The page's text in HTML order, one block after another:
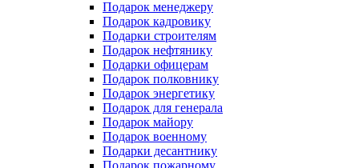
Подарок менеджеру
Подарок кадровику
Подарки строителям
Подарок нефтянику
Подарки офицерам
Подарок полковнику
Подарок энергетику
Подарок для генерала
Подарок майору
Подарок военному
Подарки десантнику
Подарок пожарному